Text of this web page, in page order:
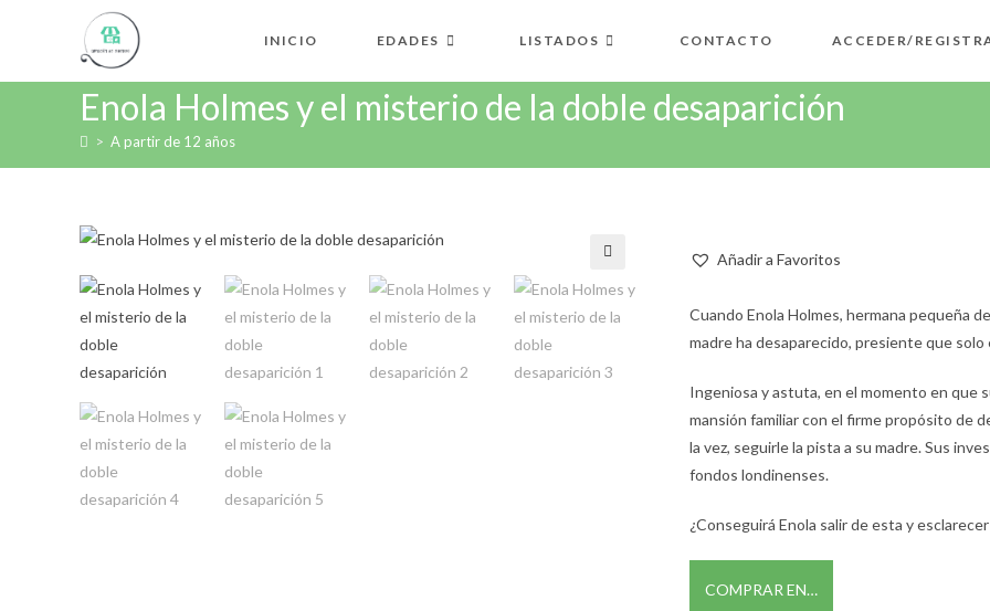
INICIO EDADES LISTADOS CONTACTO ACCEDER/
Enola Holmes y el misterio de la doble desaparición
> A partir de 12 años
🔍
Añadir a Favoritos
Cuando Enola Holmes, hermana pequeña
madre ha desaparecido, presiente que
Ingeniosa y astuta, en el momento en que
mansión familiar con el firme propósito de
la vez, seguirle la pista a su madre. Sus
fondos londinenses.
¿Conseguirá Enola salir de esta y
COMPRAR EN…